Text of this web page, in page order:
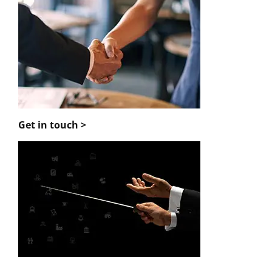
Get in touch >